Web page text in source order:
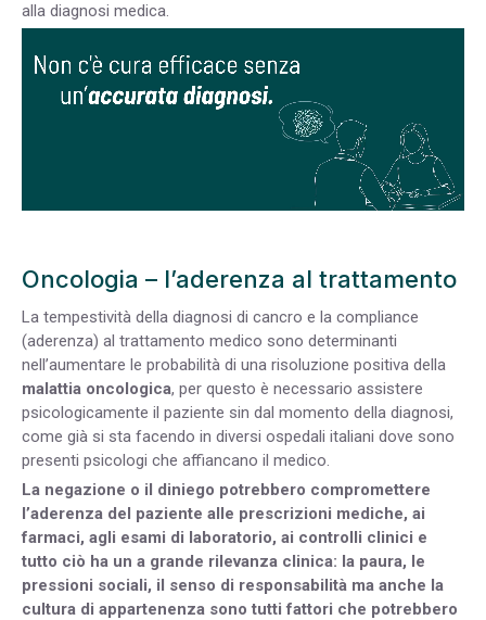
alla diagnosi medica.
Oncologia – l’aderenza al trattamento
La tempestività della diagnosi di cancro e la compliance
(aderenza) al trattamento medico sono determinanti
nell’aumentare le probabilità di una risoluzione positiva della
malattia oncologica, per questo è necessario assistere
psicologicamente il paziente sin dal momento della diagnosi,
come già si sta facendo in diversi ospedali italiani dove sono
presenti psicologi che affiancano il medico.
La negazione o il diniego potrebbero compromettere
l’aderenza del paziente alle prescrizioni mediche, ai
farmaci, agli esami di laboratorio, ai controlli clinici e
tutto ciò ha un a grande rilevanza clinica: la paura, le
pressioni sociali, il senso di responsabilità ma anche la
cultura di appartenenza sono tutti fattori che potrebbero